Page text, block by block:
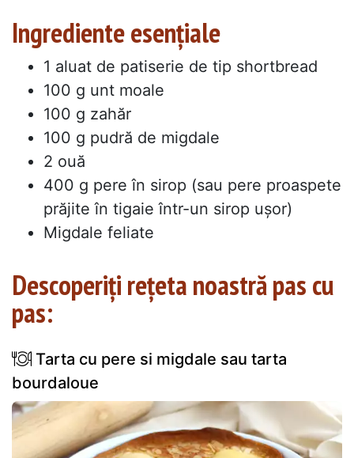
Ingrediente esențiale
1 aluat de patiserie de tip shortbread
100 g unt moale
100 g zahăr
100 g pudră de migdale
2 ouă
400 g pere în sirop (sau pere proaspete
prăjite în tigaie într-un sirop ușor)
Migdale feliate
Descoperiți rețeta noastră pas cu
pas:
Tarta cu pere si migdale sau tarta
bourdaloue